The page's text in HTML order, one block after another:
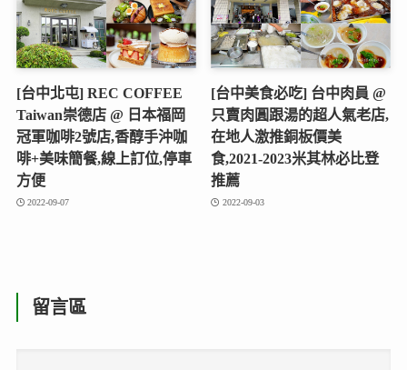
[台中北屯] REC COFFEE
Taiwan崇德店 @ 日本福岡
冠軍咖啡2號店,香醇手沖咖
啡+美味簡餐,線上訂位,停車
方便
2022-09-07
[台中美食必吃] 台中肉員 @
只賣肉圓跟湯的超人氣老店,
在地人激推銅板價美
食,2021-2023米其林必比登
推薦
2022-09-03
留言區